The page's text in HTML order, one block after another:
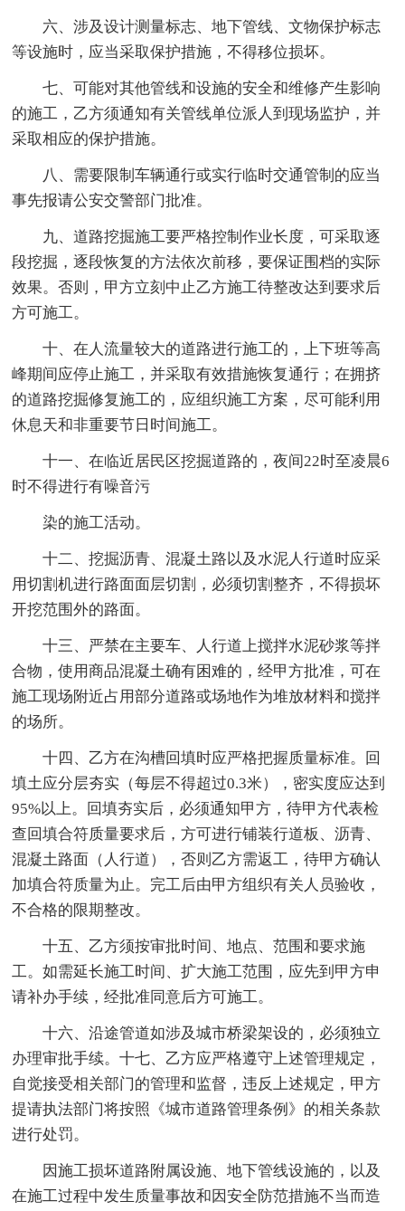
六、涉及设计测量标志、地下管线、文物保护标志
等设施时，应当采取保护措施，不得移位损坏。
七、可能对其他管线和设施的安全和维修产生影响
的施工，乙方须通知有关管线单位派人到现场监护，并
采取相应的保护措施。
八、需要限制车辆通行或实行临时交通管制的应当
事先报请公安交警部门批准。
九、道路挖掘施工要严格控制作业长度，可采取逐
段挖掘，逐段恢复的方法依次前移，要保证围档的实际
效果。否则，甲方立刻中止乙方施工待整改达到要求后
方可施工。
十、在人流量较大的道路进行施工的，上下班等高
峰期间应停止施工，并采取有效措施恢复通行；在拥挤
的道路挖掘修复施工的，应组织施工方案，尽可能利用
休息天和非重要节日时间施工。
十一、在临近居民区挖掘道路的，夜间22时至凌晨6
时不得进行有噪音污
染的施工活动。
十二、挖掘沥青、混凝土路以及水泥人行道时应采
用切割机进行路面面层切割，必须切割整齐，不得损坏
开挖范围外的路面。
十三、严禁在主要车、人行道上搅拌水泥砂浆等拌
合物，使用商品混凝土确有困难的，经甲方批准，可在
施工现场附近占用部分道路或场地作为堆放材料和搅拌
的场所。
十四、乙方在沟槽回填时应严格把握质量标准。回
填土应分层夯实（每层不得超过0.3米），密实度应达到
95%以上。回填夯实后，必须通知甲方，待甲方代表检
查回填合符质量要求后，方可进行铺装行道板、沥青、
混凝土路面（人行道），否则乙方需返工，待甲方确认
加填合符质量为止。完工后由甲方组织有关人员验收，
不合格的限期整改。
十五、乙方须按审批时间、地点、范围和要求施
工。如需延长施工时间、扩大施工范围，应先到甲方申
请补办手续，经批准同意后方可施工。
十六、沿途管道如涉及城市桥梁架设的，必须独立
办理审批手续。十七、乙方应严格遵守上述管理规定，
自觉接受相关部门的管理和监督，违反上述规定，甲方
提请执法部门将按照《城市道路管理条例》的相关条款
进行处罚。
因施工损坏道路附属设施、地下管线设施的，以及
在施工过程中发生质量事故和因安全防范措施不当而造